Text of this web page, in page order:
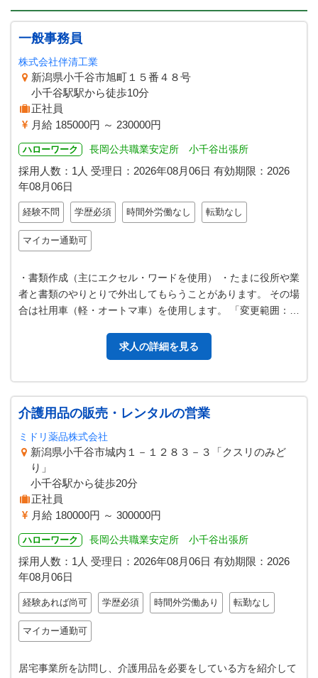
一般事務員
株式会社伴清工業
新潟県小千谷市旭町１５番４８号
小千谷駅駅から徒歩10分
正社員
月給 185000円 ～ 230000円
ハローワーク 長岡公共職業安定所 小千谷出張所
採用人数：1人 受理日： 2026年08月06日 有効期限： 2026
年08月06日
経験不問 学歴必須 時間外労働なし 転勤なし
マイカー通勤可
・書類作成（主にエクセル・ワードを使用） ・たまに役所や業
者と書類のやりとりで外出してもらうことがあります。 その場
合は社用車（軽・オートマ車）を使用します。 「変更範囲：変
求人の詳細を見る
介護用品の販売・レンタルの営業
ミドリ薬品株式会社
新潟県小千谷市城内１－１２８３－３「クスリのみど
り」
小千谷駅から徒歩20分
正社員
月給 180000円 ～ 300000円
ハローワーク 長岡公共職業安定所 小千谷出張所
採用人数：1人 受理日： 2026年08月06日 有効期限： 2026
年08月06日
経験あれば尚可 学歴必須 時間外労働あり 転勤なし
マイカー通勤可
居宅事業所を訪問し、介護用品を必要をしている方を紹介して